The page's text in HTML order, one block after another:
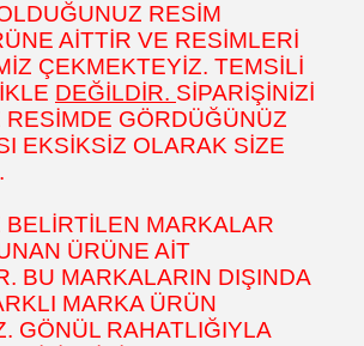
RESİM
AİTTİR VE RESİMLERİ
ÇEKMEKTEYİZ. TEMSİLİ
DEĞİLDİR. SİPARİŞİNİZİ
GÖRDÜĞÜNÜZ
EKSİKSİZ OLARAK SİZE
MARKALAR
ÜRÜNE AİT
BU MARKALARIN DIŞINDA
MARKA ÜRÜN
GÖNÜL RAHATLIĞIYLA